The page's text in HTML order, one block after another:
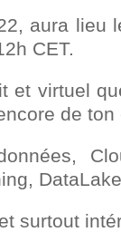
aura lieu
CET.
et virtuel
de
surtout